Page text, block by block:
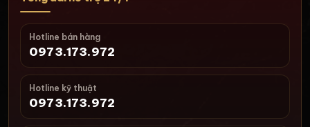
Hotline bán hàng
0973.173.972
Hotline kỹ thuật
0973.173.972